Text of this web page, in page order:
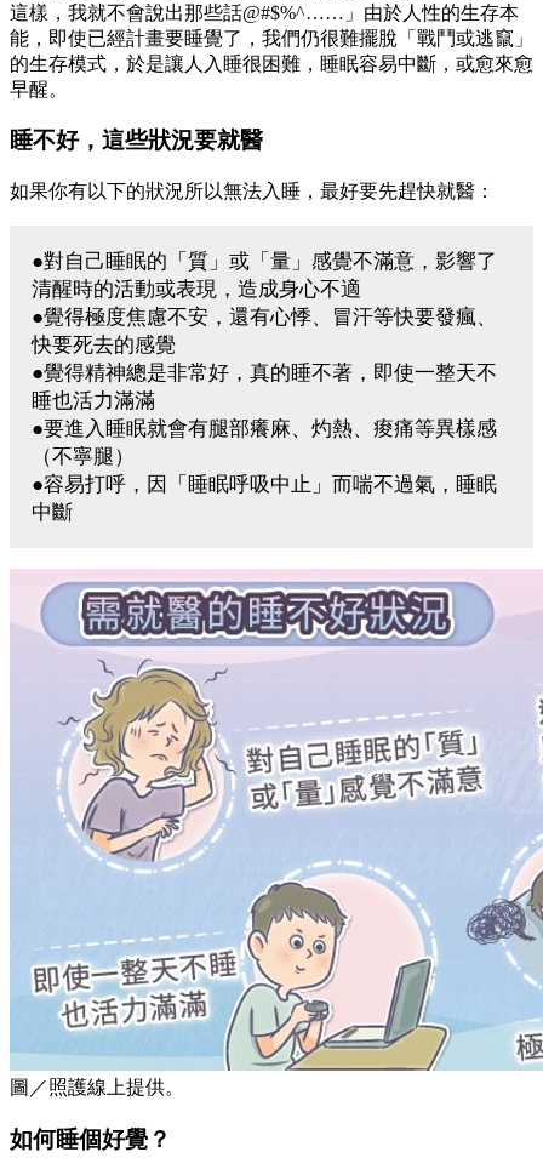
這樣，我就不會說出那些話@#$%^……」由於人性的生存本
能，即使已經計畫要睡覺了，我們仍很難擺脫「戰鬥或逃竄」
的生存模式，於是讓人入睡很困難，睡眠容易中斷，或愈來愈
早醒。
睡不好，這些狀況要就醫
如果你有以下的狀況所以無法入睡，最好要先趕快就醫：
●對自己睡眠的「質」或「量」感覺不滿意，影響了
清醒時的活動或表現，造成身心不適
●覺得極度焦慮不安，還有心悸、冒汗等快要發瘋、
快要死去的感覺
●覺得精神總是非常好，真的睡不著，即使一整天不
睡也活力滿滿
●要進入睡眠就會有腿部癢麻、灼熱、痠痛等異樣感
（不寧腿）
●容易打呼，因「睡眠呼吸中止」而喘不過氣，睡眠
中斷
圖／照護線上提供。
如何睡個好覺？